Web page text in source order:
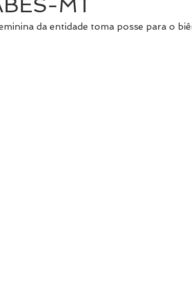
MT
da entidade toma posse para o